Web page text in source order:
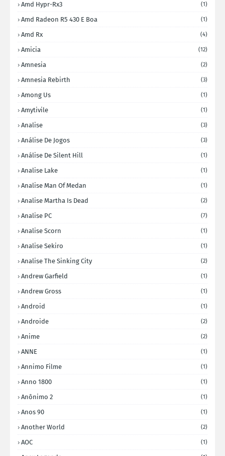
Amd Hypr-Rx3 (1)
Amd Radeon R5 430 E Boa (1)
Amd Rx (4)
Amicia (12)
Amnesia (2)
Amnesia Rebirth (3)
Among Us (1)
Amytivile (1)
Analise (3)
Análise De Jogos (3)
Análise De Silent Hill (1)
Analise Lake (1)
Analise Man Of Medan (1)
Analise Martha Is Dead (2)
Analise PC (7)
Analise Scorn (1)
Analise Sekiro (1)
Analise The Sinking City (2)
Andrew Garfield (1)
Andrew Gross (1)
Android (1)
Androide (2)
Anime (2)
ANNE (1)
Annimo Filme (1)
Anno 1800 (1)
Anônimo 2 (1)
Anos 90 (1)
Another World (2)
AOC (1)